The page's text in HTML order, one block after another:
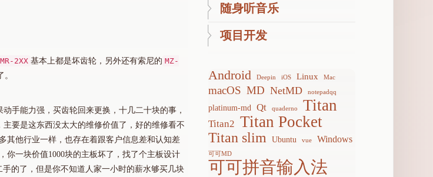
MR-2XX 基本上都是坏齿轮，另外还有索尼的 MZ-
手能力强，买齿轮回来更换，十几二十块的事，
要是这东西没太大的维修价值了，好的维修看不
其他行业一样，也存在着跟客户信息差和认知差
你一块价值1000块的主板坏了，找了个主板设计
的了，但是你不知道人家一小时的薪水够买几块
随身听音乐
项目开发
Android Deepin iOS Linux Mac
macOS MD NetMD notepadqq
platinum-md Qt quaderno Titan
Titan2 Titan Pocket
Titan slim Ubuntu vue Windows
可可MD
可可拼音输入法